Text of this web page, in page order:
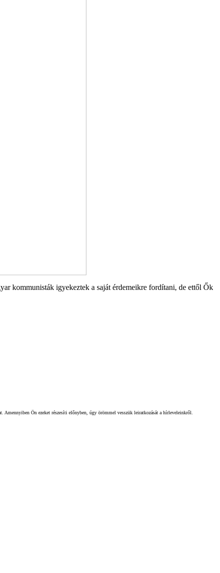
kommunisták igyekeztek a saját érdemeikre fordítani, de ettől Ők
Ön ezeket részesíti előnyben, úgy örömmel vesszük leiratkozását a hírleveleinkről.